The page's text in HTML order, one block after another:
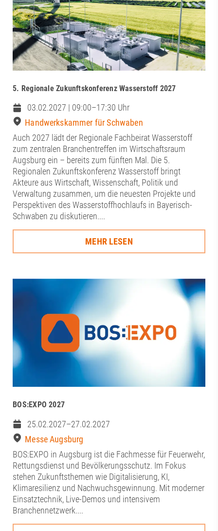
5. Regionale Zukunftskonferenz Wasserstoff 2027
03.02.2027 | 09:00–17:30 Uhr
Handwerkskammer für Schwaben
Auch 2027 lädt der Regionale Fachbeirat Wasserstoff
zum zentralen Branchentreffen im Wirtschaftsraum
Augsburg ein – bereits zum fünften Mal. Die 5.
Regionalen Zukunftskonferenz Wasserstoff bringt
Akteure aus Wirtschaft, Wissenschaft, Politik und
Verwaltung zusammen, um die neuesten Projekte und
Perspektiven des Wasserstoffhochlaufs in Bayerisch-
Schwaben zu diskutieren....
MEHR LESEN
BOS:EXPO 2027
25.02.2027–27.02.2027
Messe Augsburg
BOS:EXPO in Augsburg ist die Fachmesse für Feuerwehr,
Rettungsdienst und Bevölkerungsschutz. Im Fokus
stehen Zukunftsthemen wie Digitalisierung, KI,
Klimaresilienz und Nachwuchsgewinnung. Mit moderner
Einsatztechnik, Live-Demos und intensivem
Branchennetzwerk....